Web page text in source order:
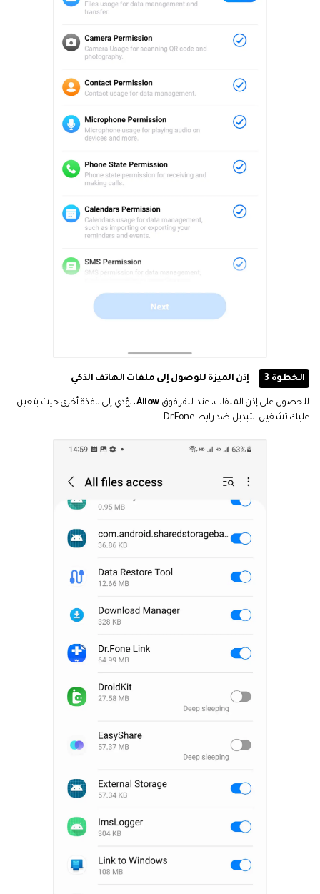
الخطوة 3 إذن الميزة للوصول إلى ملفات الهاتف الذكي
للحصول على إذن الملفات، عند النقر فوقAllow، يؤدي إلى نافذة أخرى حيث يتعين
عليك تشغيل التبديل ضد رابط Dr.Fone.